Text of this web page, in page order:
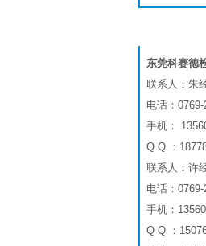
东莞科赛德
联系人：朱
电话：
手机：
Q Q ：
联系人：许
电话：
手机：
Q Q ：